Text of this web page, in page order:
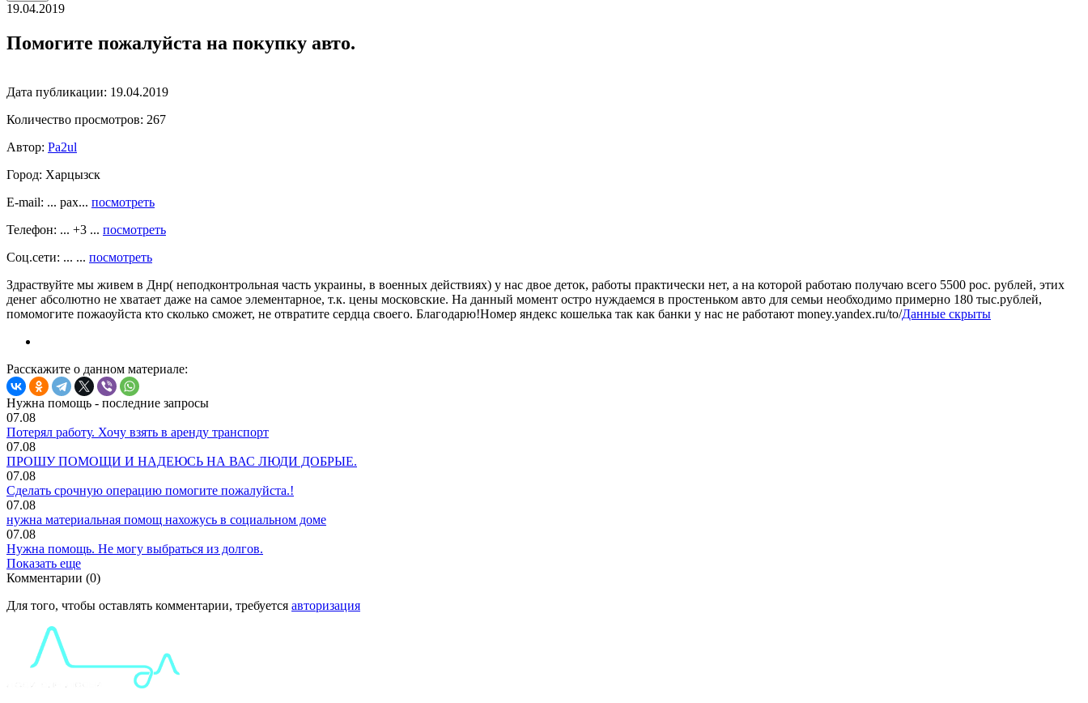
19.04.2019
Помогите пожалуйста на покупку авто.
Дата публикации: 19.04.2019
Количество просмотров: 267
Автор: Pa2ul
Город: Харцызск
E-mail: ... pax... посмотреть
Телефон: ... +3 ... посмотреть
Соц.сети: ... ... посмотреть
Здраствуйте мы живем в Днр( неподконтрольная часть украины, в военных действиях) у нас двое деток, работы практически нет, а на которой работаю получаю всего 5500 рос. рублей, этих
денег абсолютно не хватает даже на самое элементарное, т.к. цены московские. На данный момент остро нуждаемся в простеньком авто для семьи необходимо примерно 180 тыс.рублей,
помомогите пожаоуйста кто сколько сможет, не отвратите сердца своего. Благодарю!Номер яндекс кошелька так как банки у нас не работают money.yandex.ru/to/Данные скрыты
Расскажите о данном материале:
Нужна помощь - последние запросы
07.08
Потерял работу. Хочу взять в аренду транспорт
07.08
ПРОШУ ПОМОЩИ И НАДЕЮСЬ НА ВАС ЛЮДИ ДОБРЫЕ.
07.08
Сделать срочную операцию помогите пожалуйста.!
07.08
нужна материальная помощ нахожусь в социальном доме
07.08
Нужна помощь. Не могу выбраться из долгов.
Показать еще
Комментарии (0)
Для того, чтобы оставлять комментарии, требуется авторизация